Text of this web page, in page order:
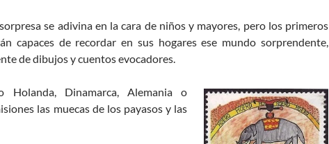
se adivina en la cara de niños y mayores, pero los primeros
capaces de recordar en sus hogares ese mundo sorprendente,
de dibujos y cuentos evocadores.
Holanda, Dinamarca, Alemania o
las muecas de los payasos y las